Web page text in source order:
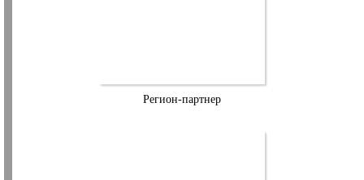
Регион-партнер